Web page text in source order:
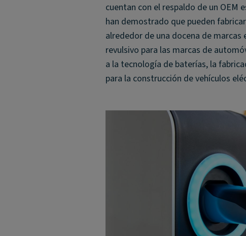
cuentan con el respaldo de un
han demostrado que pueden
alrededor de una docena de
revulsivo para las marcas de
a la tecnología de baterías, la
para la construcción de vehículos